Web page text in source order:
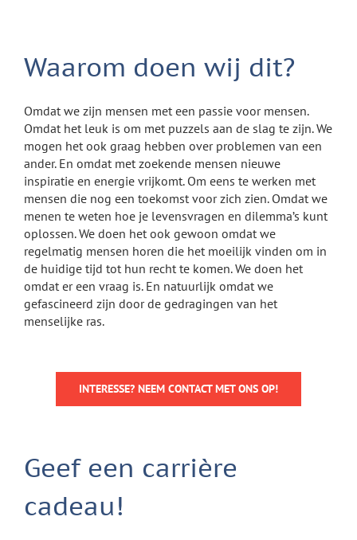
Waarom doen wij dit?
Omdat we zijn mensen met een passie voor mensen.
Omdat het leuk is om met puzzels aan de slag te zijn. We
mogen het ook graag hebben over problemen van een
ander. En omdat met zoekende mensen nieuwe
inspiratie en energie vrijkomt. Om eens te werken met
mensen die nog een toekomst voor zich zien. Omdat we
menen te weten hoe je levensvragen en dilemma’s kunt
oplossen. We doen het ook gewoon omdat we
regelmatig mensen horen die het moeilijk vinden om in
de huidige tijd tot hun recht te komen. We doen het
omdat er een vraag is. En natuurlijk omdat we
gefascineerd zijn door de gedragingen van het
menselijke ras.
INTERESSE? NEEM CONTACT MET ONS OP!
Geef een carrière
cadeau!